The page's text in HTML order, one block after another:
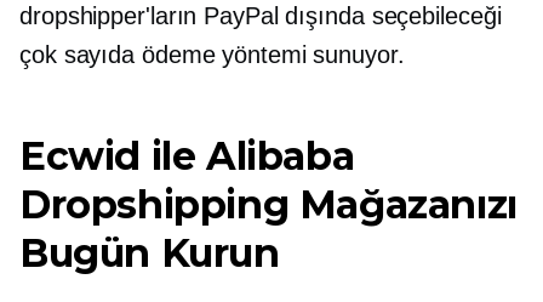
dropshipper'ların PayPal dışında seçebileceği
çok sayıda ödeme yöntemi sunuyor.
Ecwid ile Alibaba
Dropshipping Mağazanızı
Bugün Kurun